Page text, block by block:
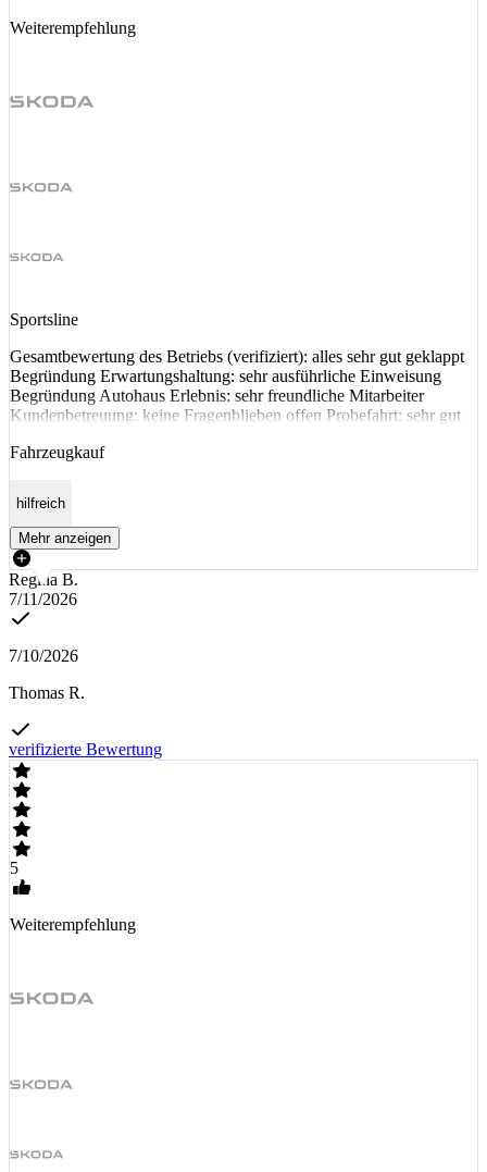
Weiterempfehlung
Sportsline
Gesamtbewertung des Betriebs (verifiziert): alles sehr gut geklappt
Begründung Erwartungshaltung: sehr ausführliche Einweisung
Begründung Autohaus Erlebnis: sehr freundliche Mitarbeiter
Kundenbetreuung: keine Fragenblieben offen Probefahrt: sehr gut
Fahrzeugkauf
hilfreich
Mehr anzeigen
Regina B.
7/11/2026
7/10/2026
Thomas R.
verifizierte Bewertung
5
Weiterempfehlung